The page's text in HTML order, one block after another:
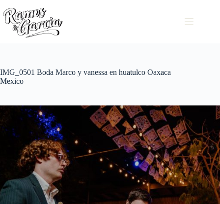
IMG_0501 Boda Marco y vanessa en huatulco Oaxaca
Mexico